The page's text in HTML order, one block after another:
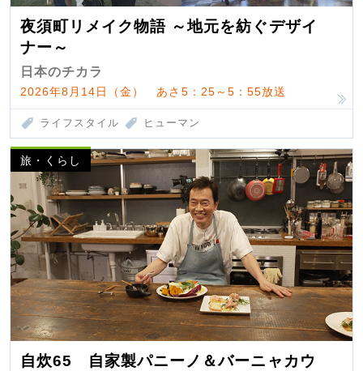
夜須町リメイク物語 ～地元を紡ぐデザイ
ナー～
日本のチカラ
2026年8月14日（金） あさ5：25～5：55放送
ライフスタイル ヒューマン
旅・くらし
自炊65 自家製パニーノ＆バーニャカウ